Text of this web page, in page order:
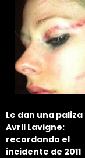
Le dan una paliza
Avril Lavigne:
recordando el
incidente de 2011